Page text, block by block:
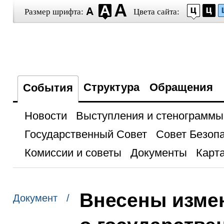
Размер шрифта: Цвета сайта:
События Структура Обращения
Новости
Выступления и стенограммы
Государственный Совет
Совет
Комиссии и советы
Документы
Документ /
Внесены